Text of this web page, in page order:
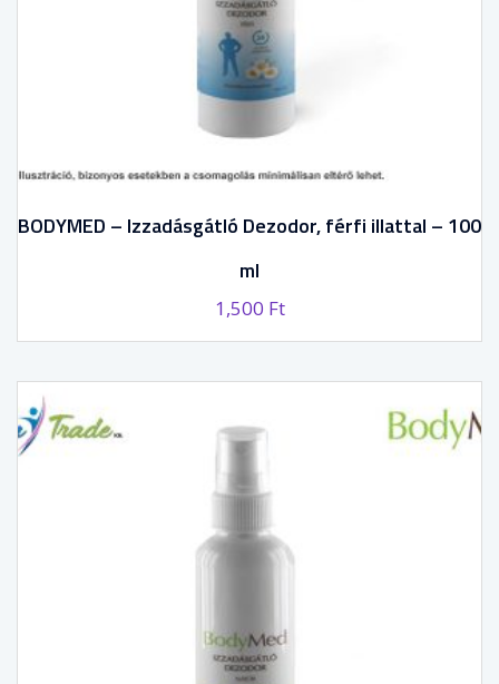
BODYMED – Izzadásgátló Dezodor, férfi illattal – 100
ml
1,500 Ft